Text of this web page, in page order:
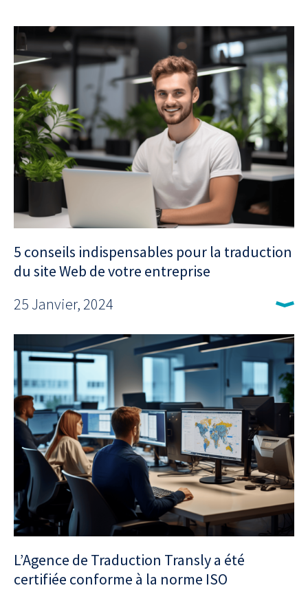
5 conseils indispensables pour la traduction
du site Web de votre entreprise
25 Janvier, 2024
L’Agence de Traduction Transly a été
certifiée conforme à la norme ISO